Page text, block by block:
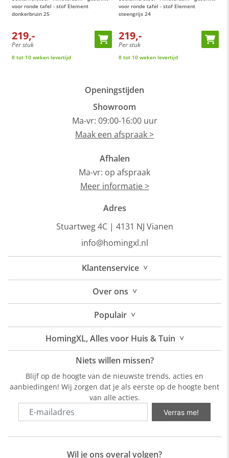
voor ronde tafel - stof Element
donkerbruin 25
219,-
Per stuk
8 tot 10 weken levertijd
voor ronde tafel - stof Element
steengrijs 24
219,-
Per stuk
8 tot 10 weken levertijd
Openingstijden
Showroom
Ma-vr: 09:00-16:00 uur
Maak een afspraak >
Afhalen
Ma-vr: op afspraak
Meer informatie >
Adres
Stuartweg 4C | 4131 NJ Vianen
info@homingxl.nl
Klantenservice ˅
Overons ˅
Populair ˅
HomingXL, Alles voor Huis & Tuin ˅
Niets willen missen?
Blijf op de hoogte van de nieuwste trends, acties en
aanbiedingen! Wij zorgen dat je als eerste op de hoogte bent
van alle acties.
Verras me!
Wil je ons overal volgen?